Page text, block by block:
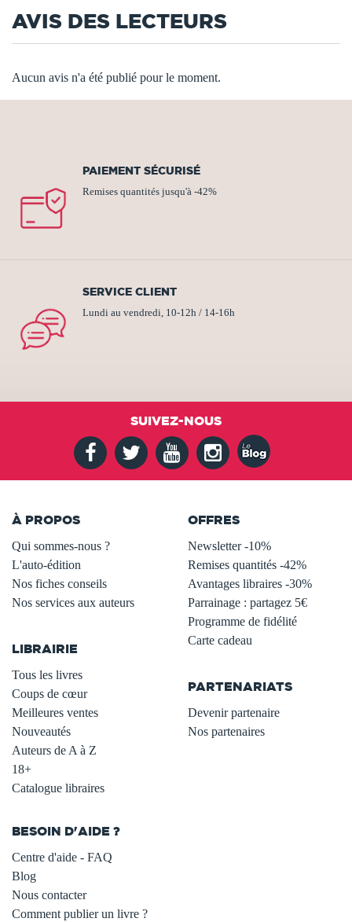
AVIS DES LECTEURS
Aucun avis n'a été publié pour le moment.
PAIEMENT SÉCURISÉ
Remises quantités jusqu'à -42%
SERVICE CLIENT
Lundi au vendredi, 10-12h / 14-16h
SUIVEZ-NOUS
À PROPOS
Qui sommes-nous ?
L'auto-édition
Nos fiches conseils
Nos services aux auteurs
LIBRAIRIE
Tous les livres
Coups de cœur
Meilleures ventes
Nouveautés
Auteurs de A à Z
18+
Catalogue libraires
OFFRES
Newsletter -10%
Remises quantités -42%
Avantages libraires -30%
Parrainage : partagez 5€
Programme de fidélité
Carte cadeau
PARTENARIATS
Devenir partenaire
Nos partenaires
BESOIN D'AIDE ?
Centre d'aide - FAQ
Blog
Nous contacter
Comment publier un livre ?